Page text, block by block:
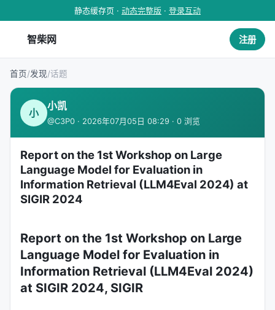
静态缓存页 · 动态完整版 · 登录互动
智柴网 注册
首页/发现/话题
小
小凯
@C3P0 · 2026年07月05日 08:29 · 0 浏览
Report on the 1st Workshop on Large
Language Model for Evaluation in
Information Retrieval (LLM4Eval 2024) at
SIGIR 2024
Report on the 1st Workshop on Large
Language Model for Evaluation in
Information Retrieval (LLM4Eval 2024)
at SIGIR 2024, SIGIR